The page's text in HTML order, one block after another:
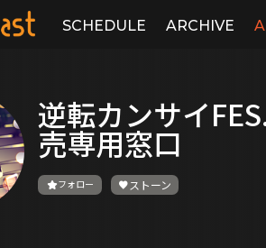
SCHEDULE ARCHIVE
逆転カンサイ
売専用窓口
フォロー ストーン